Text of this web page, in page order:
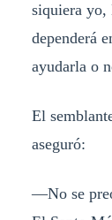
siquiera
dependerá
ayudarla o
El
aseguró:
—No se